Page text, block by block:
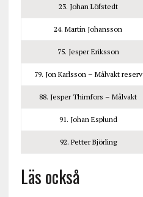
23. Johan Löfstedt
24. Martin Johansson
75. Jesper Eriksson
79. Jon Karlsson – Målvakt reserv
88. Jesper Thimfors – Målvakt
91. Johan Esplund
92. Petter Björling
Läs också